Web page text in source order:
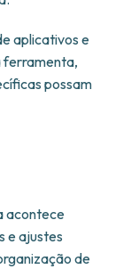
aplicativos e
ferramenta,
possam
acontece
e ajustes
de